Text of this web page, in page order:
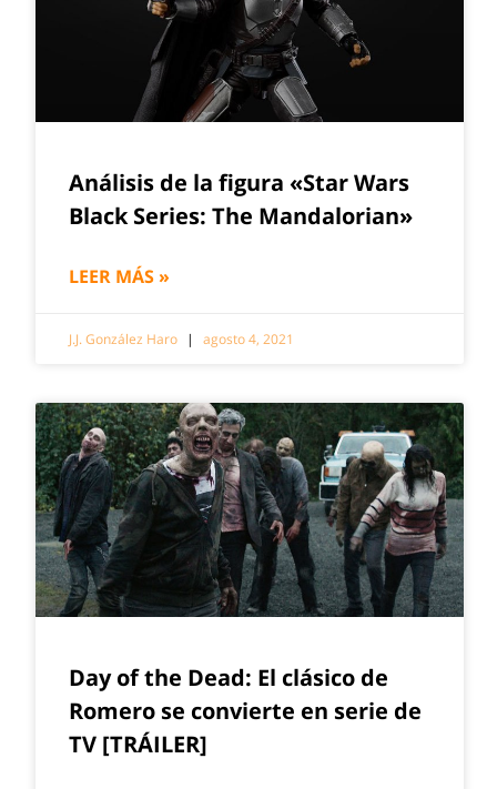
Análisis de la figura «Star Wars
Black Series: The Mandalorian»
LEER MÁS »
J.J. González Haro agosto 4, 2021
Day of the Dead: El clásico de
Romero se convierte en serie de
TV [TRÁILER]